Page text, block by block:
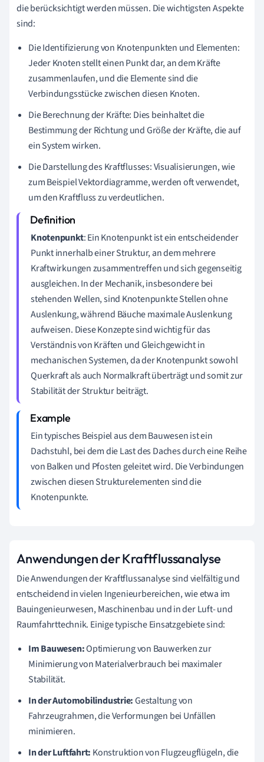
die berücksichtigt werden müssen. Die wichtigsten Aspekte
sind:
Die Identifizierung von Knotenpunkten und Elementen:
Jeder Knoten stellt einen Punkt dar, an dem Kräfte
zusammenlaufen, und die Elemente sind die
Verbindungsstücke zwischen diesen Knoten.
Die Berechnung der Kräfte: Dies beinhaltet die
Bestimmung der Richtung und Größe der Kräfte, die auf
ein System wirken.
Die Darstellung des Kraftflusses: Visualisierungen, wie
zum Beispiel Vektordiagramme, werden oft verwendet,
um den Kraftfluss zu verdeutlichen.
Knotenpunkt: Ein Knotenpunkt ist ein entscheidender
Punkt innerhalb einer Struktur, an dem mehrere
Kraftwirkungen zusammentreffen und sich gegenseitig
ausgleichen. In der Mechanik, insbesondere bei
stehenden Wellen, sind Knotenpunkte Stellen ohne
Auslenkung, während Bäuche maximale Auslenkung
aufweisen. Diese Konzepte sind wichtig für das
Verständnis von Kräften und Gleichgewicht in
mechanischen Systemen, da der Knotenpunkt sowohl
Querkraft als auch Normalkraft überträgt und somit zur
Stabilität der Struktur beiträgt.
Ein typisches Beispiel aus dem Bauwesen ist ein
Dachstuhl, bei dem die Last des Daches durch eine Reihe
von Balken und Pfosten geleitet wird. Die Verbindungen
zwischen diesen Strukturelementen sind die
Knotenpunkte.
Anwendungen der Kraftflussanalyse
Die Anwendungen der Kraftflussanalyse sind vielfältig und
entscheidend in vielen Ingenieurbereichen, wie etwa im
Bauingenieurwesen, Maschinenbau und in der Luft- und
Raumfahrttechnik. Einige typische Einsatzgebiete sind:
Im Bauwesen:Optimierung von Bauwerken zur
Minimierung von Materialverbrauch bei maximaler
Stabilität.
In der Automobilindustrie:Gestaltung von
Fahrzeugrahmen, die Verformungen bei Unfällen
minimieren.
In der Luftfahrt: Konstruktion von Flugzeugflügeln, die